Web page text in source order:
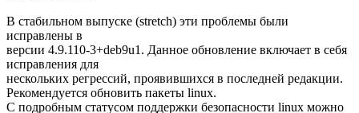
В стабильном выпуске (stretch) эти проблемы были
исправлены в
версии 4.9.110-3+deb9u1. Данное обновление включает в себя
исправления для
нескольких регрессий, проявившихся в последней редакции.
Рекомендуется обновить пакеты linux.
С подробным статусом поддержки безопасности linux можно